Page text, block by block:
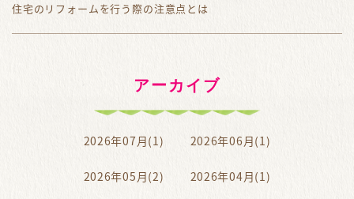
住宅のリフォームを行う際の注意点とは
アーカイブ
2026年07月(1) 2026年06月(1)
2026年05月(2) 2026年04月(1)